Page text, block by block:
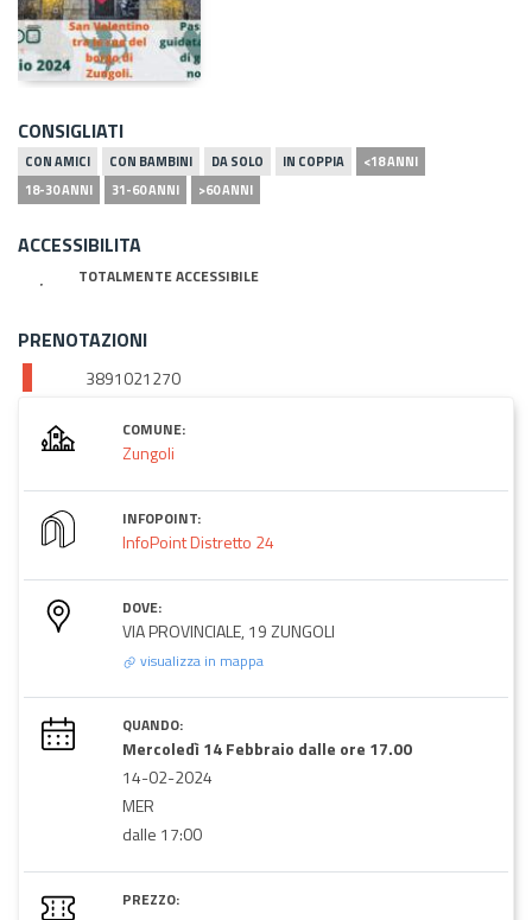
CONSIGLIATI
CON AMICI CON BAMBINI DA SOLO IN COPPIA
<18 ANNI
18-30 ANNI
31-60 ANNI >60 ANNI
ACCESSIBILITA
TOTALMENTE ACCESSIBILE
PRENOTAZIONI
3891021270
COMUNE:
Zungoli
INFOPOINT:
InfoPoint Distretto 24
DOVE:
VIA PROVINCIALE, 19 ZUNGOLI
visualizza in mappa
QUANDO:
Mercoledì 14 Febbraio dalle ore 17.00
14-02-2024
MER
dalle 17:00
PREZZO: